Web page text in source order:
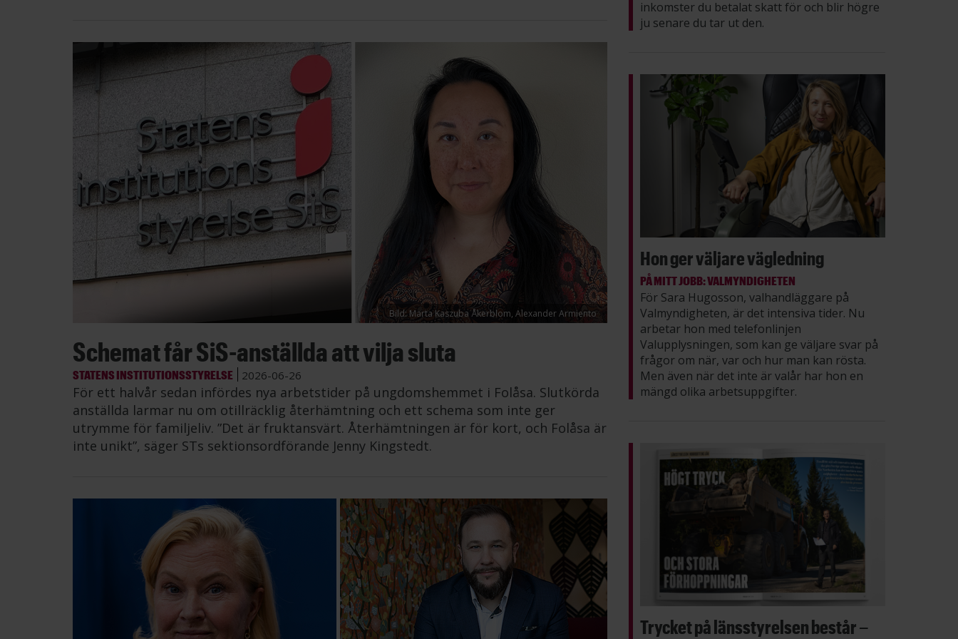
Bild: Marta Kaszuba Åkerblom, Alexander Armiento
Schemat får SiS-anställda att vilja sluta
STATENS INSTITUTIONSSTYRELSE 2026-06-26
För ett halvår sedan infördes nya arbetstider på ungdomshemmet i Folåsa. Slutkörda
anställda larmar nu om otillräcklig återhämtning och ett schema som inte ger
utrymme för familjeliv. ”Det är fruktansvärt. Återhämtningen är för kort, och Folåsa är
inte unikt”, säger STs sektionsordförande Jenny Kingstedt.
inkomster du betalat skatt för och blir högre
ju senare du tar ut den.
Hon ger väljare vägledning
PÅ MITT JOBB: VALMYNDIGHETEN
För Sara Hugosson, valhandläggare på
Valmyndigheten, är det intensiva tider. Nu
arbetar hon med telefonlinjen
Valupplysningen, som kan ge väljare svar på
frågor om när, var och hur man kan rösta.
Men även när det inte är valår har hon en
mängd olika arbetsuppgifter.
Trycket på länsstyrelsen består –